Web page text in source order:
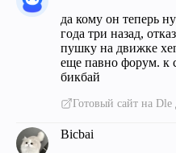
да кому он теперь
года три назад,
пушку на движке
еще павно форум. к
бикбай
Готовый сайт на
Bicbai